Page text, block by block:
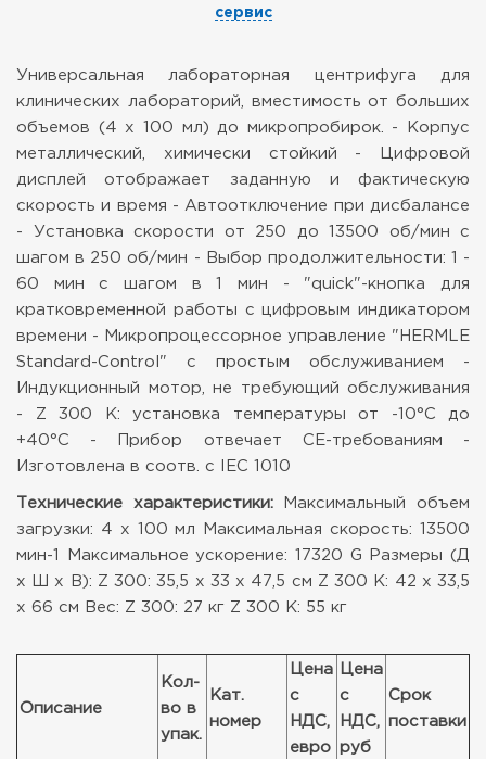
сервис
Универсальная лабораторная центрифуга для
клинических лабораторий, вместимость от больших
объемов (4 х 100 мл) до микропробирок.
- Корпус
металлический, химически стойкий - Цифровой
дисплей отображает заданную и фактическую
скорость и время - Автоотключение при дисбалансе
- Установка скорости от 250 до 13500 об/мин с
шагом в 250 об/мин
- Выбор продолжительности: 1 -
60 мин с шагом в 1 мин - "quick"-кнопка для
кратковременной работы с цифровым индикатором
времени - Микропроцессорное управление "HERMLE
Standard-Control" с простым обслуживанием -
Индукционный мотор, не требующий обслуживания
- Z 300 K: установка температуры от -10°C до
+40°C - Прибор отвечает CE-требованиям -
Изготовлена в соотв. с IEC 1010
Технические характеристики:
Максимальный объем
загрузки: 4 х 100 мл
Максимальная скорость: 13500
мин-1
Максимальное ускорение: 17320 G Размеры (Д
х Ш х В): Z 300: 35,5 х 33 х 47,5 см Z 300 K: 42 х 33,5
х 66 см Вес: Z 300: 27 кг Z 300 K: 55 кг
Описание
Кол-
во в
упак.
Кат.
номер
Цена
с
НДС,
евро
Цена
с
НДС,
руб
Срок
поставки